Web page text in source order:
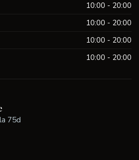
10:00 - 20:00
10:00 - 20:00
10:00 - 20:00
10:00 - 20:00
75d